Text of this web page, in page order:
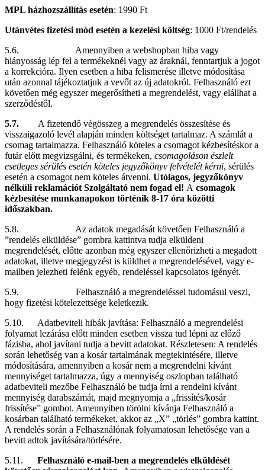
MPL házhozszállítás esetén: 1990 Ft
Utánvétes fizetési mód esetén a kezelési költség: 1000 Ft/rendelés
5.6. Amennyiben a webshopban hiba vagy
hiányosság lép fel a termékeknél vagy az áraknál, fenntartjuk a jogot
a korrekcióra. Ilyen esetben a hiba felismerése illetve módosítása
után azonnal tájékoztatjuk a vevőt az új adatokról. Felhasználó ezt
követően még egyszer megerősítheti a megrendelést, vagy elállhat a
szerződéstől.
5.7. A fizetendő végösszeg a megrendelés összesítése és
visszaigazoló levél alapján minden költséget tartalmaz. A számlát a
csomag tartalmazza. Felhasználó köteles a csomagot kézbesítéskor a
futár előtt megvizsgálni, és termékeken, csomagoláson észlelt
esetleges sérülés esetén köteles jegyzőkönyv felvételét kérni, sérülés
esetén a csomagot nem köteles átvenni. Utólagos, jegyzőkönyv
nélküli reklamációt Szolgáltató nem fogad el! A csomagok
kézbesítése munkanapokon történik 8-17 óra közötti
időszakban.
5.8. Az adatok megadását követően Felhasználó a
”rendelés elküldése” gombra kattintva tudja elküldeni
megrendelését, előtte azonban még egyszer ellenőrizheti a megadott
adatokat, illetve megjegyzést is küldhet a megrendelésével, vagy e-
mailben jelezheti felénk egyéb, rendeléssel kapcsolatos igényét.
5.9. Felhasználó a megrendeléssel tudomásul veszi,
hogy fizetési kötelezettsége keletkezik.
5.10. Adatbeviteli hibák javítása: Felhasználó a megrendelési
folyamat lezárása előtt minden esetben vissza tud lépni az előző
fázisba, ahol javítani tudja a bevitt adatokat. Részletesen: A rendelés
során lehetőség van a kosár tartalmának megtekintésére, illetve
módosítására, amennyiben a kosár nem a megrendelni kívánt
mennyiséget tartalmazza, úgy a mennyiség oszlopban található
adatbeviteli mezőbe Felhasználó be tudja írni a rendelni kívánt
mennyiség darabszámát, majd megnyomja a „frissítés/kosár
frissítése” gombot. Amennyiben törölni kívánja Felhasználó a
kosárban található termékeket, akkor az „X” „törlés” gombra kattint.
A rendelés során a Felhasználónak folyamatosan lehetősége van a
bevitt adtok javítására/törlésére.
5.11. Felhasználó e-mail-ben a megrendelés elküldését